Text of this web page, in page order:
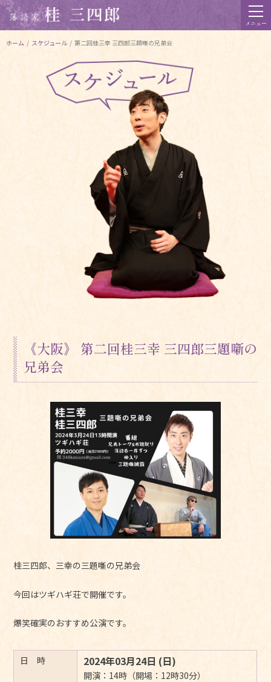
メニュー
ホーム / スケジュール / 第二回桂三幸 三四郎三題噺の兄弟会
《大阪》 第二回桂三幸 三四郎三題噺の
兄弟会
桂三四郎、三幸の三題噺の兄弟会
今回はツギハギ荘で開催です。
爆笑確実のおすすめ公演です。
日 時 2024年03月24日 (日)
開演：14時（開場：12時30分）